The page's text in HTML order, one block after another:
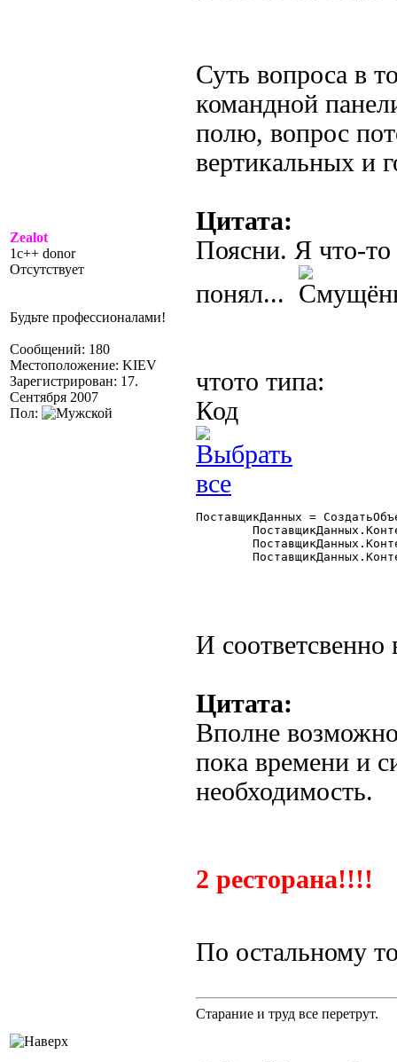
Zealot
1c++ donor
Отсутствует
Будьте профессионалами!
Сообщений: 180
Местоположение: KIEV
Зарегистрирован: 17.
Сентября 2007
Пол:
Суть вопроса в
командной
полю, вопрос
вертикальных и
Цитата:
Поясни. Я что-то
понял...
чтото типа:
Код
ПоставщикДанных =
И соответсвенно
Цитата:
Вполне
пока времени и
необходимость.
2 ресторана!!!!
По остальному
Старание и труд все перетрут.